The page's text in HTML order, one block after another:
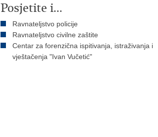
Posjetite i...
Ravnateljstvo policije
Ravnateljstvo civilne zaštite
Centar za forenzična ispitivanja, istraživanja i
vještačenja "Ivan Vučetić"